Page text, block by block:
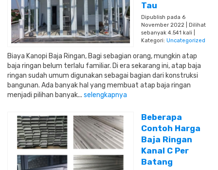
Tau
Dipublish pada 6
November 2022 | Dilihat
sebanyak 4.541 kali |
Kategori: Uncategorized
Biaya Kanopi Baja Ringan, Bagi sebagian orang, mungkin atap
baja ringan belum terlalu familiar. Di era sekarang ini, atap baja
ringan sudah umum digunakan sebagai bagian dari konstruksi
bangunan. Ada banyak hal yang membuat atap baja ringan
menjadi pilihan banyak... selengkapnya
Beberapa
Contoh Harga
Baja Ringan
Kanal C Per
Batang